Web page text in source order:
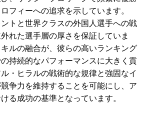
フィーへの追求を示しています。
トと世界クラスの外国人選手への戦
れた選手層の厚さを保証していま
ルの融合が、彼らの高いランキング
持続的なパフォーマンスに大きく貢
・ヒラルの戦術的な規律と強固なイ
争力を維持することを可能にし、ア
る成功の基準となっています。